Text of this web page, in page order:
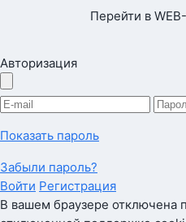
Перейти в
Авторизация
Показать пароль
Забыли пароль?
Войти Регистрация
В вашем браузере отключена